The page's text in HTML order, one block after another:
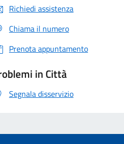
Richiedi assistenza
Chiama il numero
Prenota appuntamento
in Città
Segnala disservizio